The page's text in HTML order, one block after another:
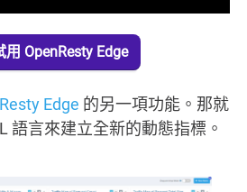
用 OpenResty Edge
Edge 的另一項功能。那就
語言來建立全新的動態指標。